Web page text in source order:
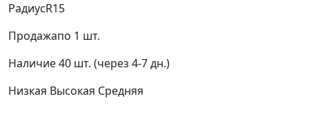
РадиусR15
Продажапо 1 шт.
Наличие40 шт. (через 4-7 дн.)
Низкая Высокая Средняя